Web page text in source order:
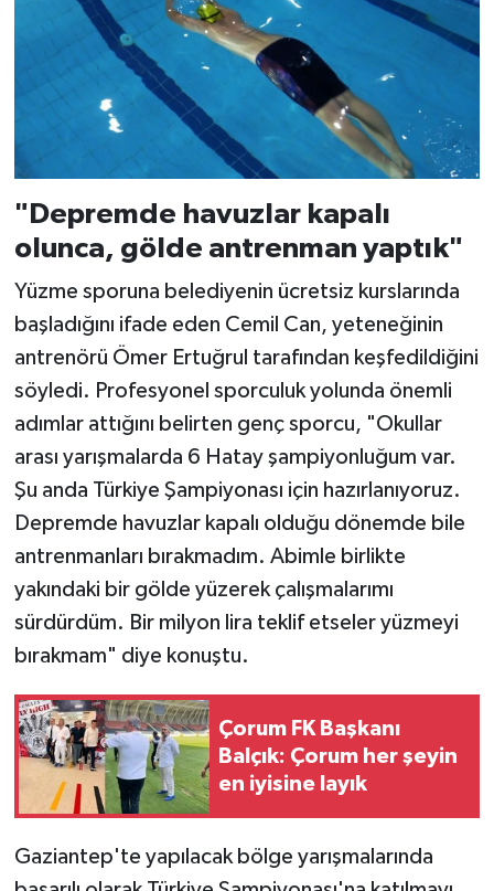
"Depremde havuzlar kapalı
olunca, gölde antrenman yaptık"
Yüzme sporuna belediyenin ücretsiz kurslarında
başladığını ifade eden Cemil Can, yeteneğinin
antrenörü Ömer Ertuğrul tarafından keşfedildiğini
söyledi. Profesyonel sporculuk yolunda önemli
adımlar attığını belirten genç sporcu, "Okullar
arası yarışmalarda 6 Hatay şampiyonluğum var.
Şu anda Türkiye Şampiyonası için hazırlanıyoruz.
Depremde havuzlar kapalı olduğu dönemde bile
antrenmanları bırakmadım. Abimle birlikte
yakındaki bir gölde yüzerek çalışmalarımı
sürdürdüm. Bir milyon lira teklif etseler yüzmeyi
bırakmam" diye konuştu.
Çorum FK Başkanı
Balçık: Çorum her şeyin
en iyisine layık
Gaziantep'te yapılacak bölge yarışmalarında